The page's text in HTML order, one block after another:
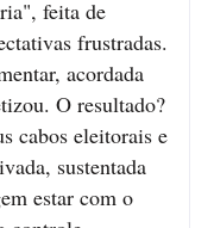
feita de
frustradas.
acordada
O resultado?
cabos eleitorais e
sustentada
estar com o